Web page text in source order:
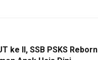
ke II, SSB PSKS Reborn